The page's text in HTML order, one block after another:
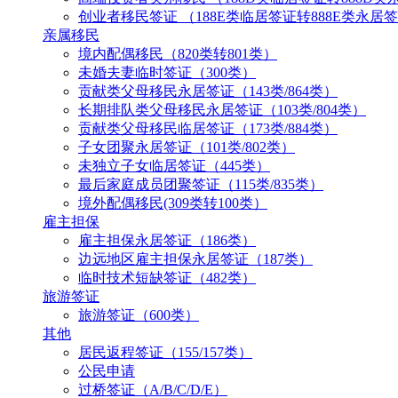
创业者移民签证 （188E类临居签证转888E类永居
亲属移民
境内配偶移民（820类转801类）
未婚夫妻临时签证（300类）
贡献类父母移民永居签证（143类/864类）
长期排队类父母移民永居签证（103类/804类）
贡献类父母移民临居签证（173类/884类）
子女团聚永居签证（101类/802类）
未独立子女临居签证（445类）
最后家庭成员团聚签证（115类/835类）
境外配偶移民(309类转100类）
雇主担保
雇主担保永居签证（186类）
边远地区雇主担保永居签证（187类）
临时技术短缺签证（482类）
旅游签证
旅游签证（600类）
其他
居民返程签证（155/157类）
公民申请
过桥签证（A/B/C/D/E）